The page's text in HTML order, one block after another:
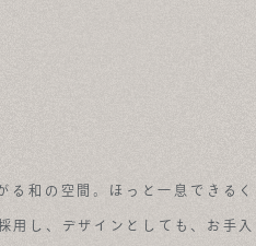
和の空間。ほっと一息できるく
用し、デザインとしても、お手入